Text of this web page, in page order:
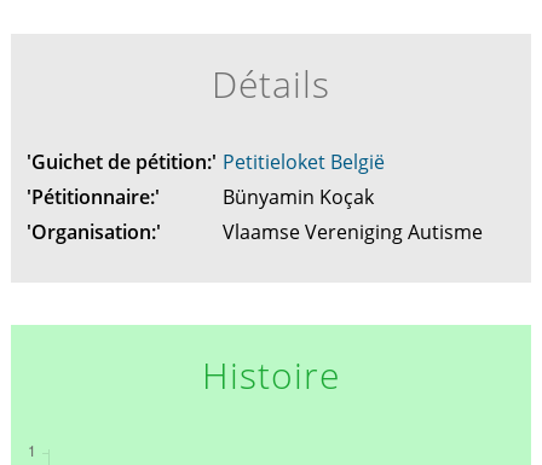
Détails
'Guichet de pétition:' Petitieloket België
'Pétitionnaire:'
Bünyamin Koçak
'Organisation:'
Vlaamse Vereniging Autisme
Histoire